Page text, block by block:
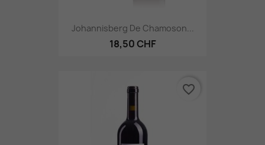
Johannisberg De Chamoson...
18,50 CHF
favorite_border